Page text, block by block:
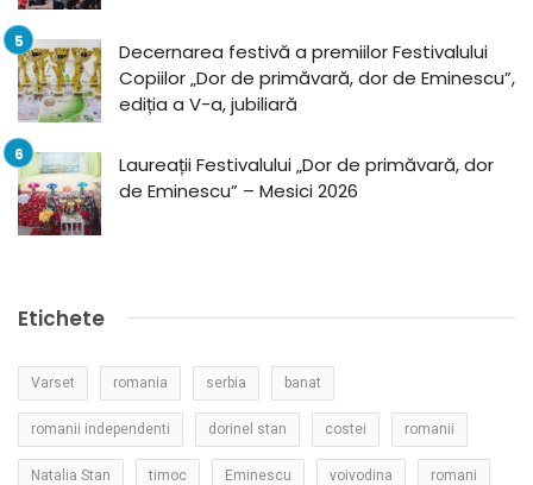
Decernarea festivă a premiilor Festivalului
Copiilor „Dor de primăvară, dor de Eminescu”,
ediția a V-a, jubiliară
Laureații Festivalului „Dor de primăvară, dor
de Eminescu” – Mesici 2026
Etichete
Varset romania serbia banat
romanii independenti dorinel stan costei romanii
Natalia Stan timoc Eminescu voivodina romani